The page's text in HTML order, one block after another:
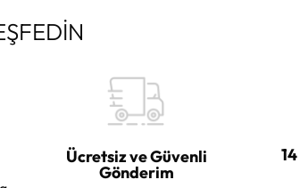
Ücretsiz ve Güvenli
Gönderim